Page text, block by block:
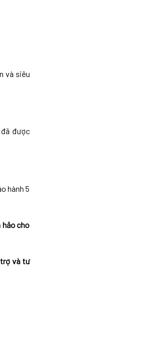
và siêu
được
hành 5
hảo cho
và tư